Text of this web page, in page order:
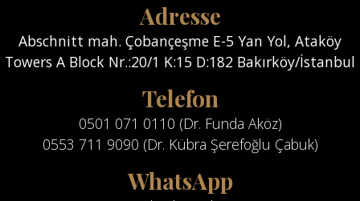
Adresse
Abschnitt mah. Çobançeşme E-5 Yan Yol, Ataköy
Towers A Block Nr.:20/1 K:15 D:182 Bakırköy/İstanbul
Telefon
0501 071 0110 (Dr. Funda Aköz)
0553 711 9090 (Dr. Kübra Şerefoğlu Çabuk)
WhatsApp